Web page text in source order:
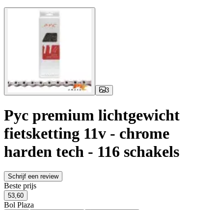
3
Pyc premium lichtgewicht
fietsketting 11v - chrome
harden tech - 116 schakels
Schrijf een review
Beste prijs
53,60
Bol Plaza